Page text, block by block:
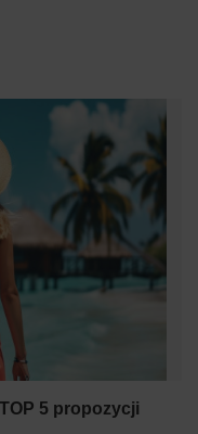
5 propozycji